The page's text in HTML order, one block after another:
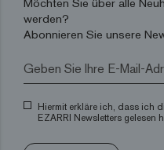
werden?
Abonnieren Sie unsere
Hiermit erkläre ich, dass ich
EZARRI Newsletters gelesen